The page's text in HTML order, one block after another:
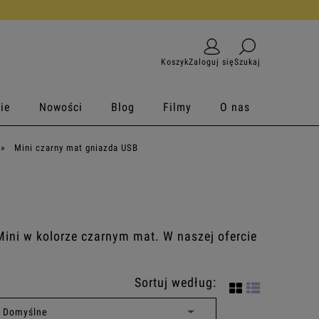
KoszykZaloguj sięSzukaj
Nowości Blog Filmy O nas
» Mini czarny mat gniazda USB
w kolorze czarnym mat. W naszej ofercie
Sortuj według: